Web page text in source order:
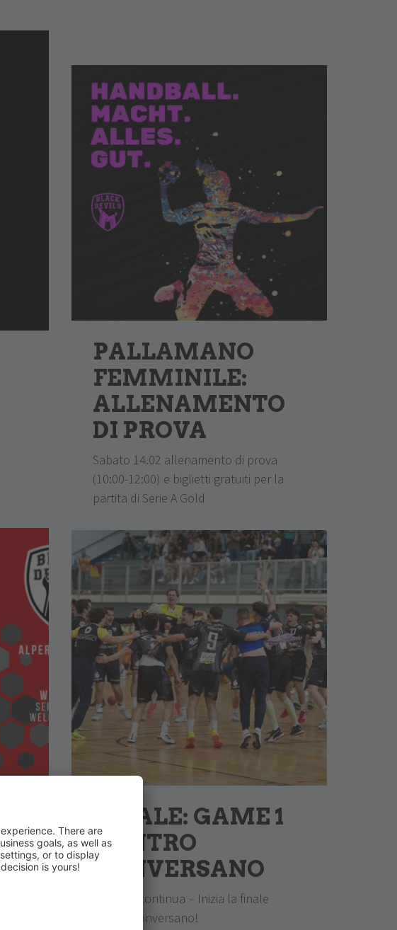
PALLAMANO
FEMMINILE:
ALLENAMENTO
DI PROVA
Sabato 14.02 allenamento di prova
(10:00-12:00) e biglietti gratuiti per la
partita di Serie A Gold
FINALE: GAME 1
CONTRO
CONVERSANO
Il sogno continua – Inizia la finale
contro Conversano!